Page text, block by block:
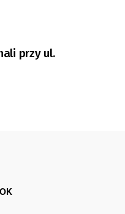
przy ul.